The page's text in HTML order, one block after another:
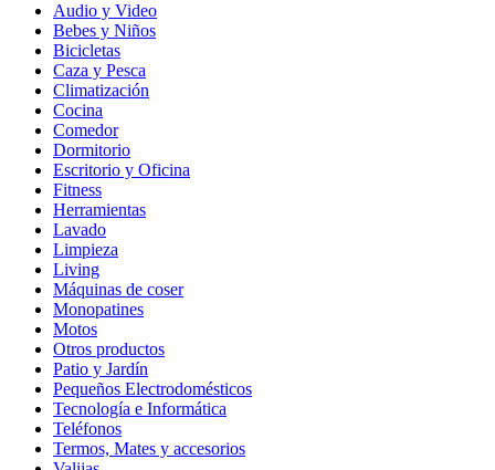
Audio y Video
Bebes y Niños
Bicicletas
Caza y Pesca
Climatización
Cocina
Comedor
Dormitorio
Escritorio y Oficina
Fitness
Herramientas
Lavado
Limpieza
Living
Máquinas de coser
Monopatines
Motos
Otros productos
Patio y Jardín
Pequeños Electrodomésticos
Tecnología e Informática
Teléfonos
Termos, Mates y accesorios